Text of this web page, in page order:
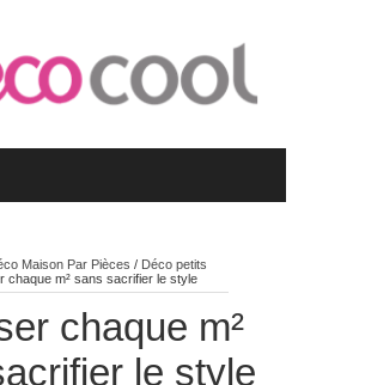
Maison Par Pièces / Déco petits
chaque m² sans sacrifier le style
chaque m²
le style